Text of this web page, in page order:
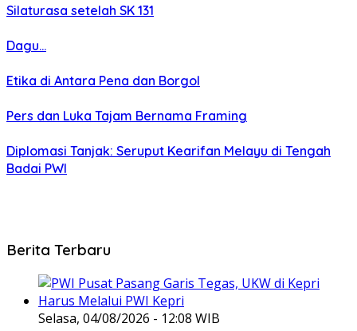
Silaturasa setelah SK 131
Dagu…
Etika di Antara Pena dan Borgol
Pers dan Luka Tajam Bernama Framing
Diplomasi Tanjak: Seruput Kearifan Melayu di Tengah
Badai PWI
Berita Terbaru
Selasa, 04/08/2026 - 12:08 WIB